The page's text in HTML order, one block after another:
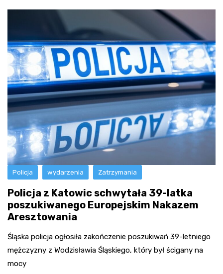
Policja wydarzenia Zatrzymania
Policja z Katowic schwytała 39-latka
poszukiwanego Europejskim Nakazem
Aresztowania
Śląska policja ogłosiła zakończenie poszukiwań 39-letniego
mężczyzny z Wodzisławia Śląskiego, który był ścigany na
mocy